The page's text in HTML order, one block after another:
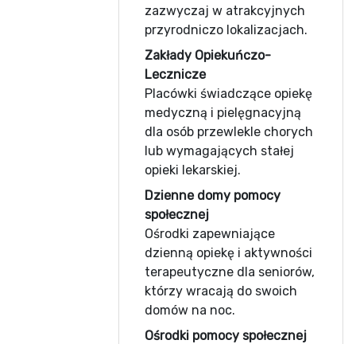
zazwyczaj w atrakcyjnych
przyrodniczo lokalizacjach.
Zakłady Opiekuńczo-
Lecznicze
Placówki świadczące opiekę
medyczną i pielęgnacyjną
dla osób przewlekle chorych
lub wymagających stałej
opieki lekarskiej.
Dzienne domy pomocy
społecznej
Ośrodki zapewniające
dzienną opiekę i aktywności
terapeutyczne dla seniorów,
którzy wracają do swoich
domów na noc.
Ośrodki pomocy społecznej